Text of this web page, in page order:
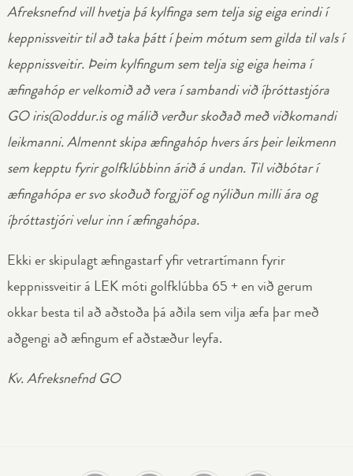
Afreksnefnd vill hvetja þá kylfinga sem telja sig eiga erindi í
keppnissveitir til að taka þátt í þeim mótum sem gilda til vals í
keppnissveitir. Þeim kylfingum sem telja sig eiga heima í
æfingahóp er velkomið að vera í sambandi við íþróttastjóra
GO iris@oddur.is og málið verður skoðað með viðkomandi
leikmanni. Almennt skipa æfingahóp hvers árs þeir leikmenn
sem kepptu fyrir golfklúbbinn árið á undan. Til viðbótar í
æfingahópa er svo skoðuð forgjöf og nýliðun milli ára og
íþróttastjóri velur inn í æfingahópa.
Ekki er skipulagt æfingastarf yfir vetrartímann fyrir
keppnissveitir á LEK móti golfklúbba 65 + en við gerum
okkar besta til að aðstoða þá aðila sem vilja æfa þar með
aðgengi að æfingum ef aðstæður leyfa.
Kv. Afreksnefnd GO